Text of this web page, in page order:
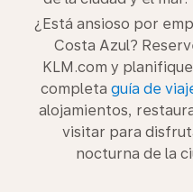
¿Está ansioso por
Costa Azul?
KLM.com y
completa guía de
alojamientos,
visitar para
nocturna de la